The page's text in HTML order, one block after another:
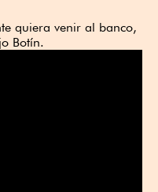
quiera venir al banco,
Botín.